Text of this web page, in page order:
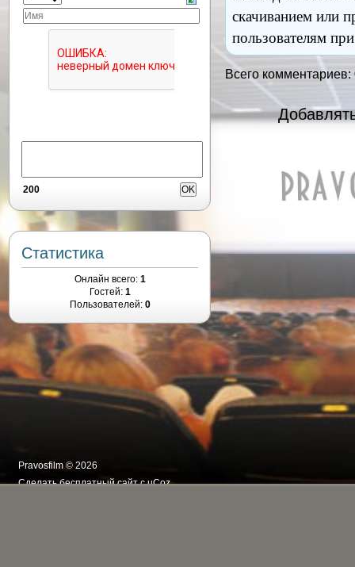
скачиванием или
пользователям
Всего комментариев:
200
Статистика
Онлайн всего: 1
Гостей: 1
Пользователей: 0
Pravosfilm © 2026
Сделатьбесплатный сайтсuCoz